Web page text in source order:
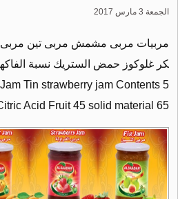
الجمعة 3 مارس 2017
مربيات مربى مشمش مربى تين مربى
Jam Tin strawberry jam Contents
Acid Fruit 45 solid material 65